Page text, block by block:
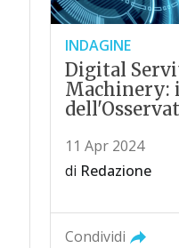
INDAGINE
Digital
Machinery:
11 Apr 2024
di Redazione
Condividi